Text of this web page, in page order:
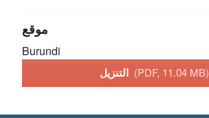
موقع
Burundi
التنزيل (PDF, 11.04 MB)